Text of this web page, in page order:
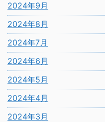
2024年9月
2024年8月
2024年7月
2024年6月
2024年5月
2024年4月
2024年3月